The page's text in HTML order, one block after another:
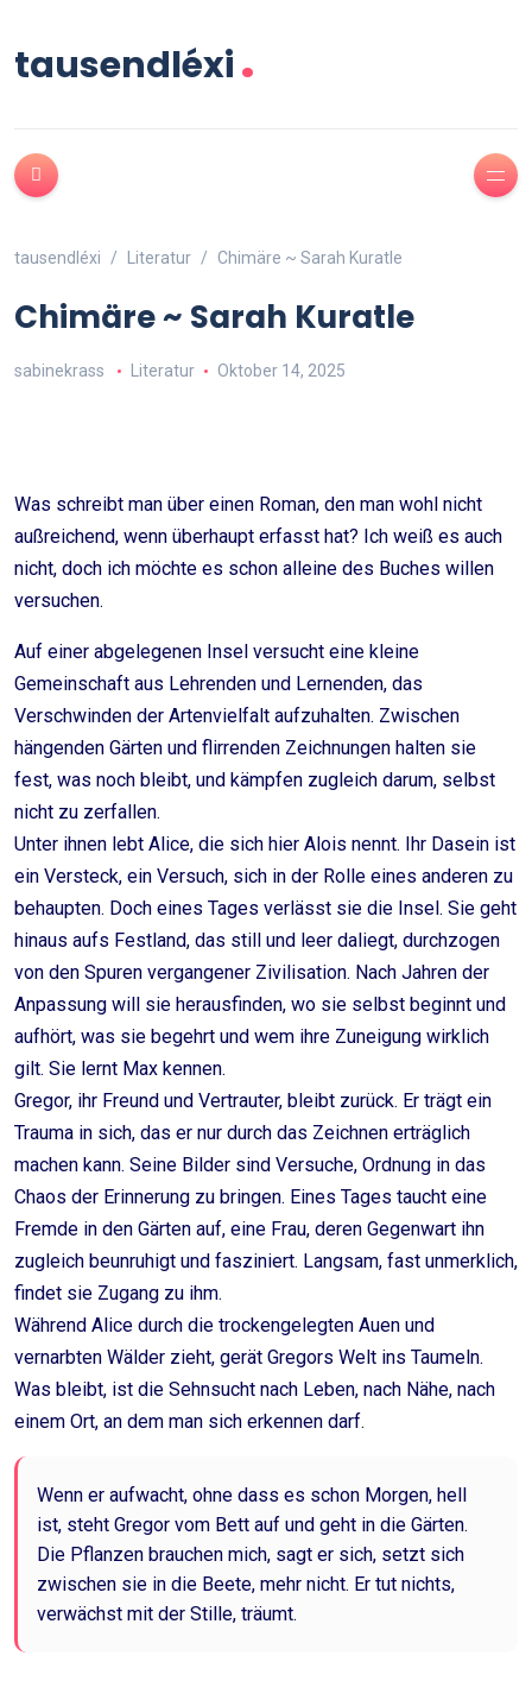
tausendléxi.
tausendléxi Literatur Chimäre ~ Sarah Kuratle
Chimäre ~ Sarah Kuratle
sabinekrass Literatur Oktober 14, 2025
Was schreibt man über einen Roman, den man wohl nicht
außreichend, wenn überhaupt erfasst hat? Ich weiß es auch
nicht, doch ich möchte es schon alleine des Buches willen
versuchen.
Auf einer abgelegenen Insel versucht eine kleine
Gemeinschaft aus Lehrenden und Lernenden, das
Verschwinden der Artenvielfalt aufzuhalten. Zwischen
hängenden Gärten und flirrenden Zeichnungen halten sie
fest, was noch bleibt, und kämpfen zugleich darum, selbst
nicht zu zerfallen.
Unter ihnen lebt Alice, die sich hier Alois nennt. Ihr Dasein ist
ein Versteck, ein Versuch, sich in der Rolle eines anderen zu
behaupten. Doch eines Tages verlässt sie die Insel. Sie geht
hinaus aufs Festland, das still und leer daliegt, durchzogen
von den Spuren vergangener Zivilisation. Nach Jahren der
Anpassung will sie herausfinden, wo sie selbst beginnt und
aufhört, was sie begehrt und wem ihre Zuneigung wirklich
gilt. Sie lernt Max kennen.
Gregor, ihr Freund und Vertrauter, bleibt zurück. Er trägt ein
Trauma in sich, das er nur durch das Zeichnen erträglich
machen kann. Seine Bilder sind Versuche, Ordnung in das
Chaos der Erinnerung zu bringen. Eines Tages taucht eine
Fremde in den Gärten auf, eine Frau, deren Gegenwart ihn
zugleich beunruhigt und fasziniert. Langsam, fast unmerklich,
findet sie Zugang zu ihm.
Während Alice durch die trockengelegten Auen und
vernarbten Wälder zieht, gerät Gregors Welt ins Taumeln.
Was bleibt, ist die Sehnsucht nach Leben, nach Nähe, nach
einem Ort, an dem man sich erkennen darf.
Wenn er aufwacht, ohne dass es schon Morgen, hell
ist, steht Gregor vom Bett auf und geht in die Gärten.
Die Pflanzen brauchen mich, sagt er sich, setzt sich
zwischen sie in die Beete, mehr nicht. Er tut nichts,
verwächst mit der Stille, träumt.